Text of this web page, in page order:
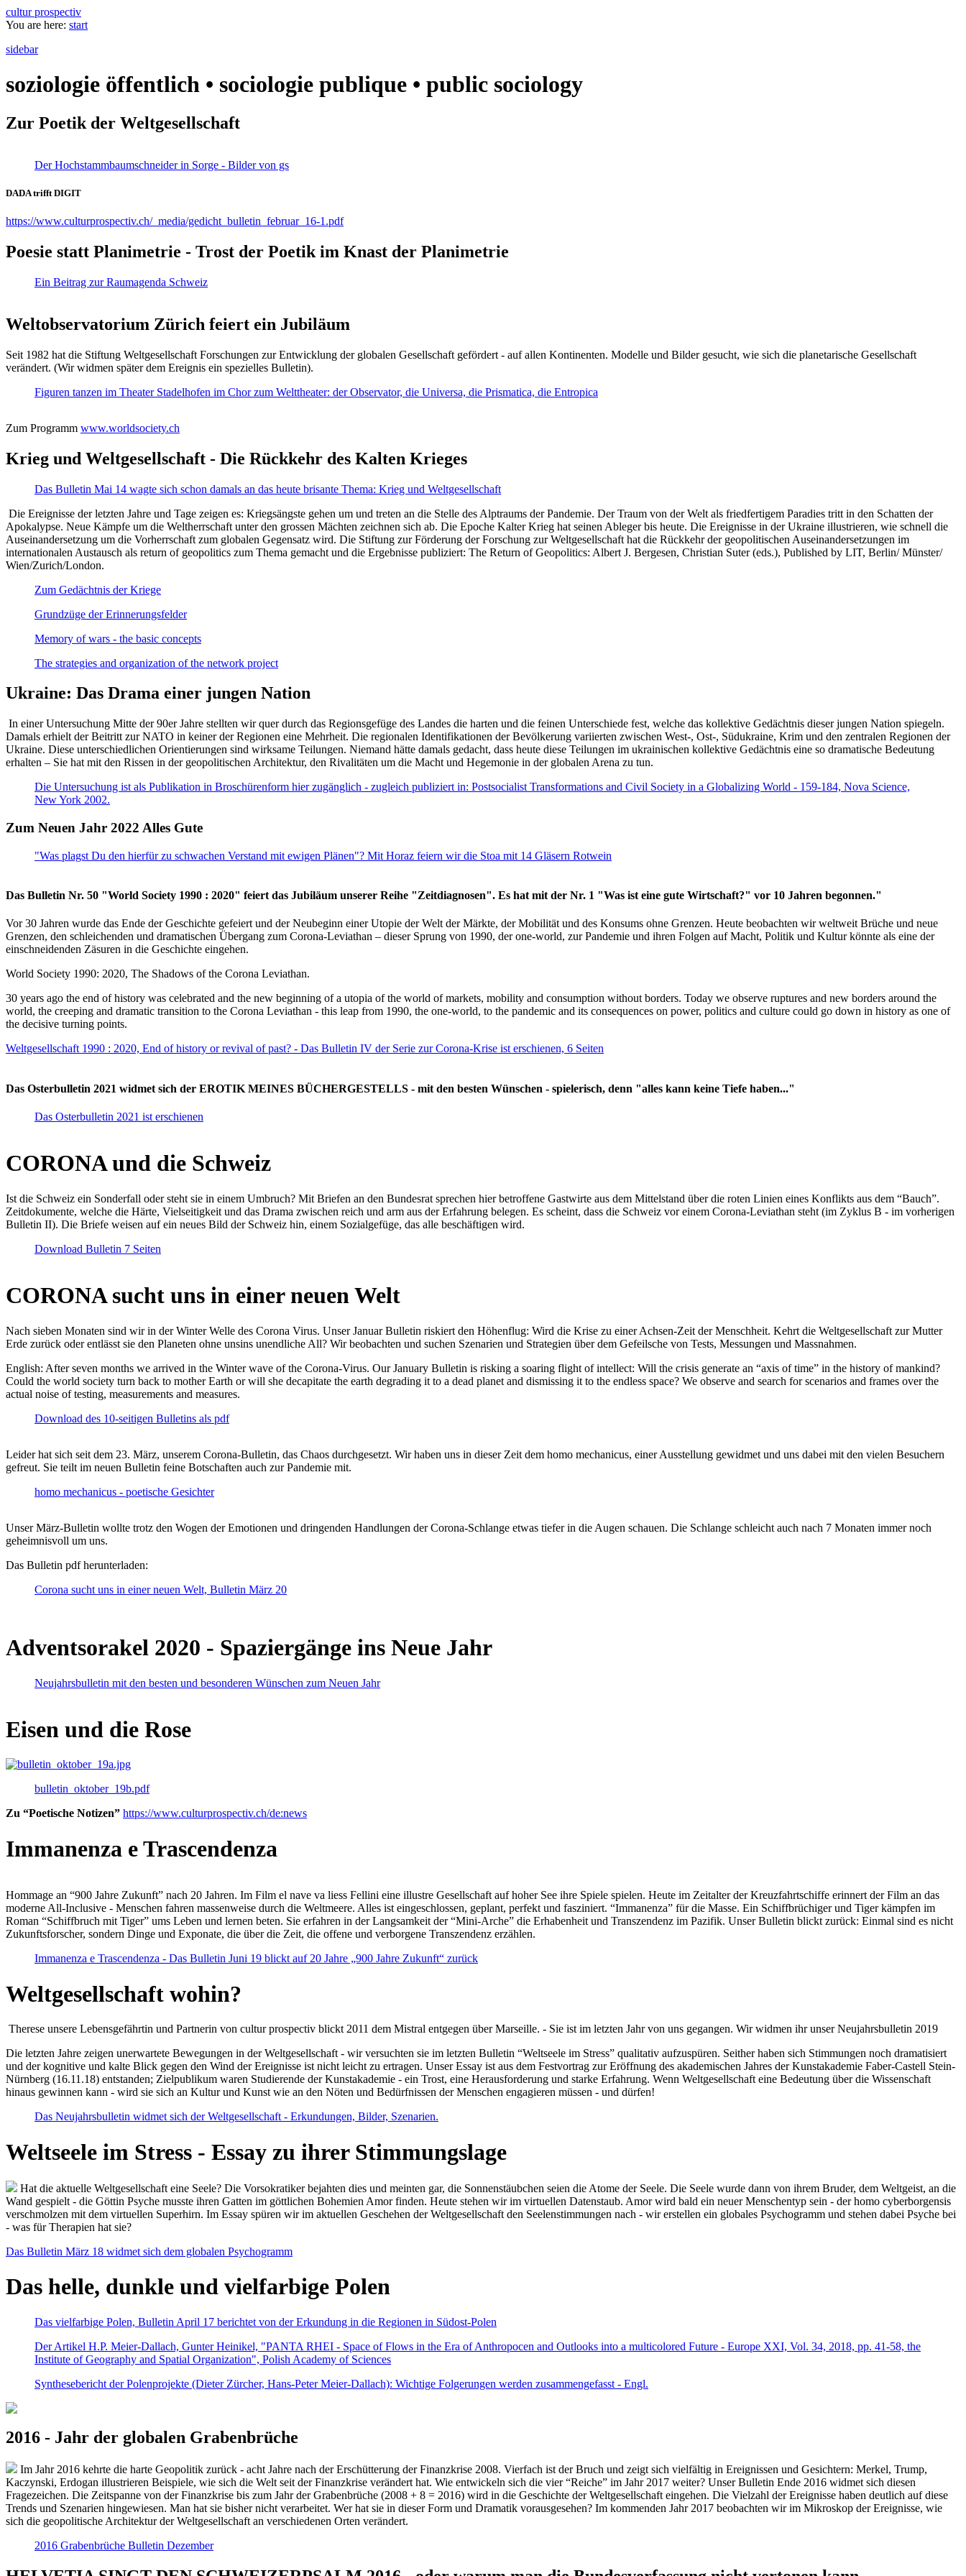
cultur prospectiv
You are here: start
sidebar
soziologie öffentlich • sociologie publique • public sociology
Zur Poetik der Weltgesellschaft
Der Hochstammbaumschneider in Sorge - Bilder von gs
DADA trifft DIGIT
https://www.culturprospectiv.ch/_media/gedicht_bulletin_februar_16-1.pdf
Poesie statt Planimetrie - Trost der Poetik im Knast der Planimetrie
Ein Beitrag zur Raumagenda Schweiz
Weltobservatorium Zürich feiert ein Jubiläum
Seit 1982 hat die Stiftung Weltgesellschaft Forschungen zur Entwicklung der globalen Gesellschaft gefördert - auf allen Kontinenten. Modelle und Bilder gesucht, wie sich die planetarische Gesellschaft
verändert. (Wir widmen später dem Ereignis ein spezielles Bulletin).
Figuren tanzen im Theater Stadelhofen im Chor zum Welttheater: der Observator, die Universa, die Prismatica, die Entropica
Zum Programm www.worldsociety.ch
Krieg und Weltgesellschaft - Die Rückkehr des Kalten Krieges
Das Bulletin Mai 14 wagte sich schon damals an das heute brisante Thema: Krieg und Weltgesellschaft
Die Ereignisse der letzten Jahre und Tage zeigen es: Kriegsängste gehen um und treten an die Stelle des Alptraums der Pandemie. Der Traum von der Welt als friedfertigem Paradies tritt in den Schatten der
Apokalypse. Neue Kämpfe um die Weltherrschaft unter den grossen Mächten zeichnen sich ab. Die Epoche Kalter Krieg hat seinen Ableger bis heute. Die Ereignisse in der Ukraine illustrieren, wie schnell die
Auseinandersetzung um die Vorherrschaft zum globalen Gegensatz wird. Die Stiftung zur Förderung der Forschung zur Weltgesellschaft hat die Rückkehr der geopolitischen Auseinandersetzungen im
internationalen Austausch als return of geopolitics zum Thema gemacht und die Ergebnisse publiziert: The Return of Geopolitics: Albert J. Bergesen, Christian Suter (eds.), Published by LIT, Berlin/ Münster/
Wien/Zurich/London.
Zum Gedächtnis der Kriege
Grundzüge der Erinnerungsfelder
Memory of wars - the basic concepts
The strategies and organization of the network project
Ukraine: Das Drama einer jungen Nation
In einer Untersuchung Mitte der 90er Jahre stellten wir quer durch das Regionsgefüge des Landes die harten und die feinen Unterschiede fest, welche das kollektive Gedächtnis dieser jungen Nation spiegeln.
Damals erhielt der Beitritt zur NATO in keiner der Regionen eine Mehrheit. Die regionalen Identifikationen der Bevölkerung variierten zwischen West-, Ost-, Südukraine, Krim und den zentralen Regionen der
Ukraine. Diese unterschiedlichen Orientierungen sind wirksame Teilungen. Niemand hätte damals gedacht, dass heute diese Teilungen im ukrainischen kollektive Gedächtnis eine so dramatische Bedeutung
erhalten – Sie hat mit den Rissen in der geopolitischen Architektur, den Rivalitäten um die Macht und Hegemonie in der globalen Arena zu tun.
Die Untersuchung ist als Publikation in Broschürenform hier zugänglich - zugleich publiziert in: Postsocialist Transformations and Civil Society in a Globalizing World - 159-184, Nova Science,
New York 2002.
Zum Neuen Jahr 2022 Alles Gute
"Was plagst Du den hierfür zu schwachen Verstand mit ewigen Plänen"? Mit Horaz feiern wir die Stoa mit 14 Gläsern Rotwein
Das Bulletin Nr. 50 "World Society 1990 : 2020" feiert das Jubiläum unserer Reihe "Zeitdiagnosen". Es hat mit der Nr. 1 "Was ist eine gute Wirtschaft?" vor 10 Jahren begonnen."
Vor 30 Jahren wurde das Ende der Geschichte gefeiert und der Neubeginn einer Utopie der Welt der Märkte, der Mobilität und des Konsums ohne Grenzen. Heute beobachten wir weltweit Brüche und neue
Grenzen, den schleichenden und dramatischen Übergang zum Corona-Leviathan – dieser Sprung von 1990, der one-world, zur Pandemie und ihren Folgen auf Macht, Politik und Kultur könnte als eine der
einschneidenden Zäsuren in die Geschichte eingehen.
World Society 1990: 2020, The Shadows of the Corona Leviathan.
30 years ago the end of history was celebrated and the new beginning of a utopia of the world of markets, mobility and consumption without borders. Today we observe ruptures and new borders around the
world, the creeping and dramatic transition to the Corona Leviathan - this leap from 1990, the one-world, to the pandemic and its consequences on power, politics and culture could go down in history as one of
the decisive turning points.
Weltgesellschaft 1990 : 2020, End of history or revival of past? - Das Bulletin IV der Serie zur Corona-Krise ist erschienen, 6 Seiten
Das Osterbulletin 2021 widmet sich der EROTIK MEINES BÜCHERGESTELLS - mit den besten Wünschen - spielerisch, denn "alles kann keine Tiefe haben..."
Das Osterbulletin 2021 ist erschienen
CORONA und die Schweiz
Ist die Schweiz ein Sonderfall oder steht sie in einem Umbruch? Mit Briefen an den Bundesrat sprechen hier betroffene Gastwirte aus dem Mittelstand über die roten Linien eines Konflikts aus dem “Bauch”.
Zeitdokumente, welche die Härte, Vielseitigkeit und das Drama zwischen reich und arm aus der Erfahrung belegen. Es scheint, dass die Schweiz vor einem Corona-Leviathan steht (im Zyklus B - im vorherigen
Bulletin II). Die Briefe weisen auf ein neues Bild der Schweiz hin, einem Sozialgefüge, das alle beschäftigen wird.
Download Bulletin 7 Seiten
CORONA sucht uns in einer neuen Welt
Nach sieben Monaten sind wir in der Winter Welle des Corona Virus. Unser Januar Bulletin riskiert den Höhenflug: Wird die Krise zu einer Achsen-Zeit der Menschheit. Kehrt die Weltgesellschaft zur Mutter
Erde zurück oder entlässt sie den Planeten ohne unsins unendliche All? Wir beobachten und suchen Szenarien und Strategien über dem Gefeilsche von Tests, Messungen und Massnahmen.
English: After seven months we arrived in the Winter wave of the Corona-Virus. Our January Bulletin is risking a soaring flight of intellect: Will the crisis generate an “axis of time” in the history of mankind?
Could the world society turn back to mother Earth or will she decapitate the earth degrading it to a dead planet and dismissing it to the endless space? We observe and search for scenarios and frames over the
actual noise of testing, measurements and measures.
Download des 10-seitigen Bulletins als pdf
Leider hat sich seit dem 23. März, unserem Corona-Bulletin, das Chaos durchgesetzt. Wir haben uns in dieser Zeit dem homo mechanicus, einer Ausstellung gewidmet und uns dabei mit den vielen Besuchern
gefreut. Sie teilt im neuen Bulletin feine Botschaften auch zur Pandemie mit.
homo mechanicus - poetische Gesichter
Unser März-Bulletin wollte trotz den Wogen der Emotionen und dringenden Handlungen der Corona-Schlange etwas tiefer in die Augen schauen. Die Schlange schleicht auch nach 7 Monaten immer noch
geheimnisvoll um uns.
Das Bulletin pdf herunterladen:
Corona sucht uns in einer neuen Welt, Bulletin März 20
Adventsorakel 2020 - Spaziergänge ins Neue Jahr
Neujahrsbulletin mit den besten und besonderen Wünschen zum Neuen Jahr
Eisen und die Rose
bulletin_oktober_19b.pdf
Zu “Poetische Notizen” https://www.culturprospectiv.ch/de:news
Immanenza e Trascendenza
Hommage an “900 Jahre Zukunft” nach 20 Jahren. Im Film el nave va liess Fellini eine illustre Gesellschaft auf hoher See ihre Spiele spielen. Heute im Zeitalter der Kreuzfahrtschiffe erinnert der Film an das
moderne All-Inclusive - Menschen fahren massenweise durch die Weltmeere. Alles ist eingeschlossen, geplant, perfekt und fasziniert. “Immanenza” für die Masse. Ein Schiffbrüchiger und Tiger kämpfen im
Roman “Schiffbruch mit Tiger” ums Leben und lernen beten. Sie erfahren in der Langsamkeit der “Mini-Arche” die Erhabenheit und Transzendenz im Pazifik. Unser Bulletin blickt zurück: Einmal sind es nicht
Zukunftsforscher, sondern Dinge und Exponate, die über die Zeit, die offene und verborgene Transzendenz erzählen.
Immanenza e Trascendenza - Das Bulletin Juni 19 blickt auf 20 Jahre „900 Jahre Zukunft“ zurück
Weltgesellschaft wohin?
Therese unsere Lebensgefährtin und Partnerin von cultur prospectiv blickt 2011 dem Mistral entgegen über Marseille. - Sie ist im letzten Jahr von uns gegangen. Wir widmen ihr unser Neujahrsbulletin 2019
Die letzten Jahre zeigen unerwartete Bewegungen in der Weltgesellschaft - wir versuchten sie im letzten Bulletin “Weltseele im Stress” qualitativ aufzuspüren. Seither haben sich Stimmungen noch dramatisiert
und der kognitive und kalte Blick gegen den Wind der Ereignisse ist nicht leicht zu ertragen. Unser Essay ist aus dem Festvortrag zur Eröffnung des akademischen Jahres der Kunstakademie Faber-Castell Stein-
Nürnberg (16.11.18) entstanden; Zielpublikum waren Studierende der Kunstakademie - ein Trost, eine Herausforderung und starke Erfahrung. Wenn Weltgesellschaft eine Bedeutung über die Wissenschaft
hinaus gewinnen kann - wird sie sich an Kultur und Kunst wie an den Nöten und Bedürfnissen der Menschen engagieren müssen - und dürfen!
Das Neujahrsbulletin widmet sich der Weltgesellschaft - Erkundungen, Bilder, Szenarien.
Weltseele im Stress - Essay zu ihrer Stimmungslage
Hat die aktuelle Weltgesellschaft eine Seele? Die Vorsokratiker bejahten dies und meinten gar, die Sonnenstäubchen seien die Atome der Seele. Die Seele wurde dann von ihrem Bruder, dem Weltgeist, an die
Wand gespielt - die Göttin Psyche musste ihren Gatten im göttlichen Bohemien Amor finden. Heute stehen wir im virtuellen Datenstaub. Amor wird bald ein neuer Menschentyp sein - der homo cyberborgensis
verschmolzen mit dem virtuellen Superhirn. Im Essay spüren wir im aktuellen Geschehen der Weltgesellschaft den Seelenstimmungen nach - wir erstellen ein globales Psychogramm und stehen dabei Psyche bei
- was für Therapien hat sie?
Das Bulletin März 18 widmet sich dem globalen Psychogramm
Das helle, dunkle und vielfarbige Polen
Das vielfarbige Polen, Bulletin April 17 berichtet von der Erkundung in die Regionen in Südost-Polen
Der Artikel H.P. Meier-Dallach, Gunter Heinikel, "PANTA RHEI - Space of Flows in the Era of Anthropocen and Outlooks into a multicolored Future - Europe XXI, Vol. 34, 2018, pp. 41-58, the
Institute of Geography and Spatial Organization", Polish Academy of Sciences
Synthesebericht der Polenprojekte (Dieter Zürcher, Hans-Peter Meier-Dallach): Wichtige Folgerungen werden zusammengefasst - Engl.
2016 - Jahr der globalen Grabenbrüche
Im Jahr 2016 kehrte die harte Geopolitik zurück - acht Jahre nach der Erschütterung der Finanzkrise 2008. Vierfach ist der Bruch und zeigt sich vielfältig in Ereignissen und Gesichtern: Merkel, Trump,
Kaczynski, Erdogan illustrieren Beispiele, wie sich die Welt seit der Finanzkrise verändert hat. Wie entwickeln sich die vier “Reiche” im Jahr 2017 weiter? Unser Bulletin Ende 2016 widmet sich diesen
Fragezeichen. Die Zeitspanne von der Finanzkrise bis zum Jahr der Grabenbrüche (2008 + 8 = 2016) wird in die Geschichte der Weltgesellschaft eingehen. Die Vielzahl der Ereignisse haben deutlich auf diese
Trends und Szenarien hingewiesen. Man hat sie bisher nicht verarbeitet. Wer hat sie in dieser Form und Dramatik vorausgesehen? Im kommenden Jahr 2017 beobachten wir im Mikroskop der Ereignisse, wie
sich die geopolitische Architektur der Weltgesellschaft an verschiedenen Orten verändert.
2016 Grabenbrüche Bulletin Dezember